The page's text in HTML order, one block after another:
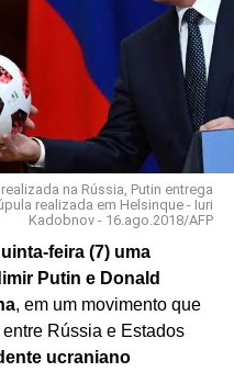
na Rússia, Putin entrega
realizada em Helsinque - Iuri
Kadobnov - 16.ago.2018/AFP
feira (7) uma
Putin e Donald
, em um movimento que
Rússia e Estados
ucraniano